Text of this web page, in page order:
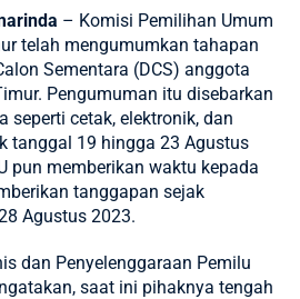
– Komisi Pemilihan Umum
telah mengumumkan tahapan
Sementara (DCS) anggota
Pengumuman itu disebarkan
seperti cetak, elektronik, dan
tanggal 19 hingga 23 Agustus
pun memberikan waktu kepada
tanggapan sejak
Agustus 2023.
dan Penyelenggaraan Pemilu
saat ini pihaknya tengah